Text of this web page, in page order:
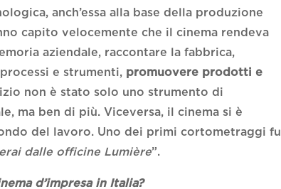
anch’essa alla base della produzione
capito velocemente che il cinema rendeva
aziendale, raccontare la fabbrica,
e strumenti, promuovere prodotti e
non è stato solo uno strumento di
ma ben di più. Viceversa, il cinema si è
del lavoro. Uno dei primi cortometraggi fu
dalle officine Lumière”.
d’impresa in Italia?